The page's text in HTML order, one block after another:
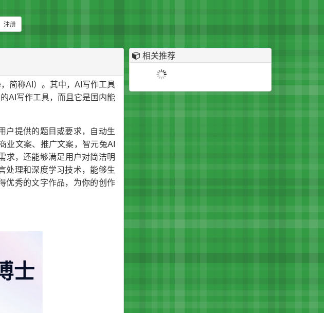
注册
简称AI）。其中，AI写作工具
AI写作工具，而且它是国内能
户提供的题目或要求，自动生
业文案、推广文案，智元兔AI
求，还能够满足用户对简洁明
处理和深度学习技术，能够生
优秀的文字作品，为你的创作
相关推荐